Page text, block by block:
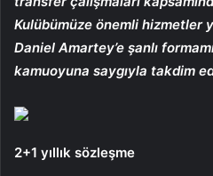
Kulübümüze önemli hizmetler
Daniel Amartey’e şanlı
kamuoyuna saygıyla takdim
2+1 yıllık sözleşme